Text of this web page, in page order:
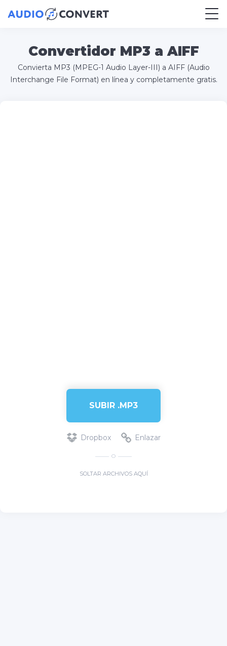
Convertidor MP3 a AIFF
Convierta MP3 (MPEG-1 Audio Layer-III) a AIFF (Audio
Interchange File Format) en línea y completamente gratis.
SUBIR .MP3
Dropbox Enlazar
O
SOLTAR ARCHIVOS AQUÍ